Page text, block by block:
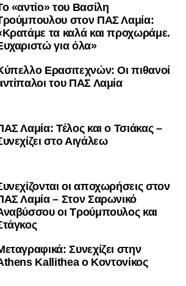
«αντίο» του Βασίλη
στον ΠΑΣ Λαμία:
τα καλά και προχωράμε.
για όλα»
Ερασιτεχνών: Οι πιθανοί
του ΠΑΣ Λαμία
Λαμία: Τέλος και ο Τσιάκας –
στο Αιγάλεω
οι αποχωρήσεις στον
Λαμία – Στον Σαρωνικό
οι Τρούμπουλος και
Συνεχίζει στην
Kallithea ο Κοντονίκος